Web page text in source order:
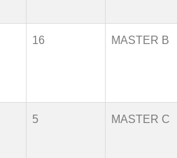
16 MASTER B
5 MASTER C